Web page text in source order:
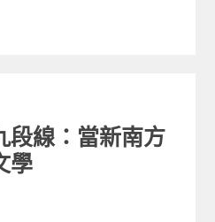
段線：當新南方
學